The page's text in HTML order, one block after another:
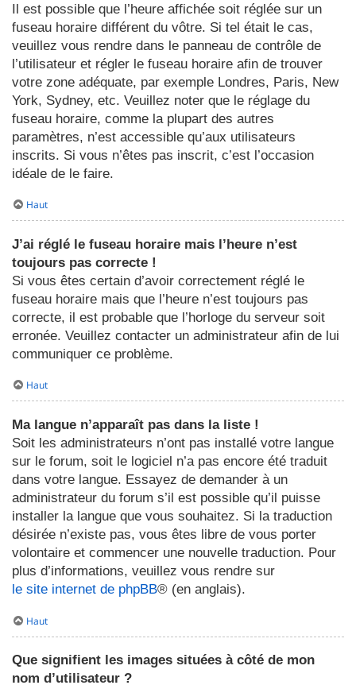
Il est possible que l’heure affichée soit réglée sur un
fuseau horaire différent du vôtre. Si tel était le cas,
veuillez vous rendre dans le panneau de contrôle de
l’utilisateur et régler le fuseau horaire afin de trouver
votre zone adéquate, par exemple Londres, Paris, New
York, Sydney, etc. Veuillez noter que le réglage du
fuseau horaire, comme la plupart des autres
paramètres, n’est accessible qu’aux utilisateurs
inscrits. Si vous n’êtes pas inscrit, c’est l’occasion
idéale de le faire.
Haut
J’ai réglé le fuseau horaire mais l’heure n’est
toujours pas correcte !
Si vous êtes certain d’avoir correctement réglé le
fuseau horaire mais que l’heure n’est toujours pas
correcte, il est probable que l’horloge du serveur soit
erronée. Veuillez contacter un administrateur afin de lui
communiquer ce problème.
Haut
Ma langue n’apparaît pas dans la liste !
Soit les administrateurs n’ont pas installé votre langue
sur le forum, soit le logiciel n’a pas encore été traduit
dans votre langue. Essayez de demander à un
administrateur du forum s’il est possible qu’il puisse
installer la langue que vous souhaitez. Si la traduction
désirée n’existe pas, vous êtes libre de vous porter
volontaire et commencer une nouvelle traduction. Pour
plus d’informations, veuillez vous rendre sur
le site internet de phpBB® (en anglais).
Haut
Que signifient les images situées à côté de mon
nom d’utilisateur ?